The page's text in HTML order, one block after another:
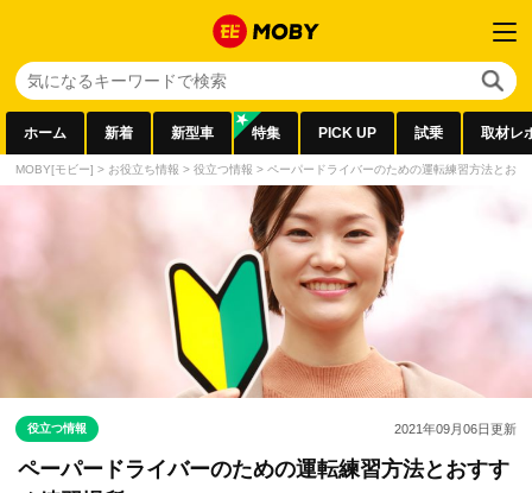
ホーム 新着 新型車 特集 PICK UP 試乗 取材レ
MOBY[モビー] > お役立ち情報 > 役立つ情報 > ペーパードライバーのための運転練習方法とおす
役立つ情報 2021年09月06日更新
ペーパードライバーのための運転練習方法とおすす